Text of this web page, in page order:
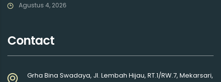
Agustus 4, 2026
Contact
Grha Bina Swadaya, Jl. Lembah Hijau, RT.1/RW.7, Mekarsari,